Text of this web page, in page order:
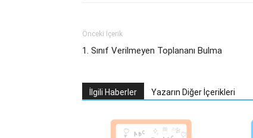
Önceki İçerik
1. Sınıf Verilmeyen Toplananı Bulma
İlgili Haberler Yazarın Diğer İçerikleri